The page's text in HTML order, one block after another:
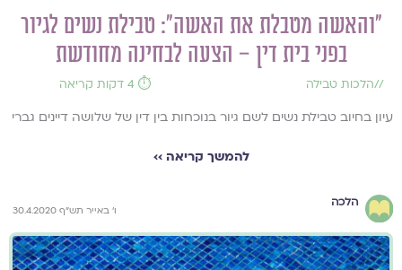
"והאשה מטבלת את האשה": טבילת נשים לגיור
בפני בית דין – הצעה לבחינה מחודשת
//הלכות טבילה ⏱️ 4 דקות קריאה
עיון בחיוב טבילת נשים לשם גיור בנוכחות בין דין של שלושה דיינים גברי
להמשך קריאה ››
הלכה
ו' באייר תש"ף 30.4.2020